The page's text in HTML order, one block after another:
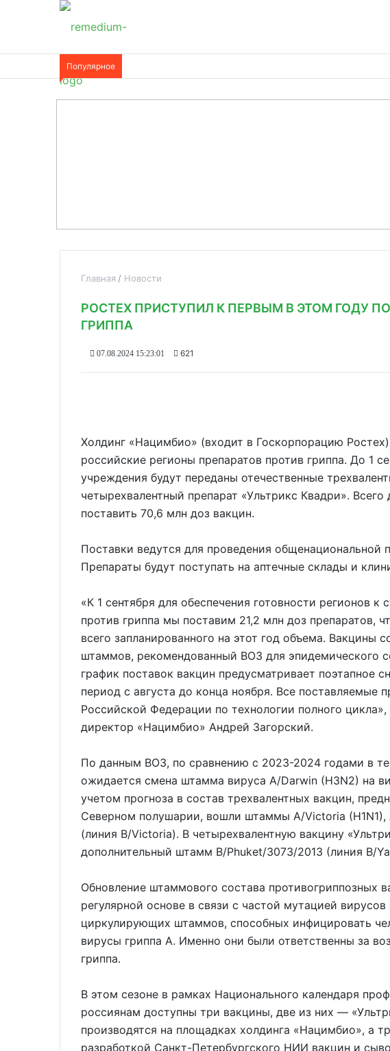
Популярное
Главная Новости
РОСТЕХ ПРИСТУПИЛ К ПЕРВЫМ В ЭТОМ ГОДУ
ГРИППА
07.08.2024 15:23:01 621
Холдинг «Нацимбио» (входит в Госкорпорацию
российские регионы препаратов против гриппа. До 1
учреждения будут переданы отечественные
четырехвалентный препарат «Ультрикс Квадри».
поставить 70,6 млн доз вакцин.
Поставки ведутся для проведения общенациональной
Препараты будут поступать на аптечные склады и
«К 1 сентября для обеспечения готовности регионов к
против гриппа мы поставим 21,2 млн доз препаратов,
всего запланированного на этот год объема. Вакцины
штаммов, рекомендованный ВОЗ для эпидемического
график поставок вакцин предусматривает поэтапное
период с августа до конца ноября. Все поставляемые
Российской Федерации по технологии полного
директор «Нацимбио» Андрей Загорский.
По данным ВОЗ, по сравнению с 2023-2024 годами в
ожидается смена штамма вируса A/Darwin (H3N2) на
учетом прогноза в состав трехвалентных вакцин,
Северном полушарии, вошли штаммы А/Victoria (H1N1),
(линия B/Victoria). В четырехвалентную вакцину
дополнительный штамм B/Phuket/3073/2013 (линия B/
Обновление штаммового состава противогриппозных
регулярной основе в связи с частой мутацией
циркулирующих штаммов, способных инфицировать
вирусы гриппа А. Именно они были ответственны за
гриппа.
В этом сезоне в рамках Национального календаря
россиянам доступны три вакцины, две из них —
производятся на площадках холдинга «Нацимбио», а
разработкой Санкт-Петербургского НИИ вакцин и